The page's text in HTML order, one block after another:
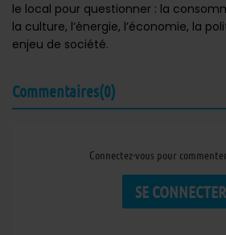
le local pour questionner : la
la culture, l’énergie, l’économie, la
enjeu de société.
Commentaires(0)
Connectez-vous pour
SE CONNECTER